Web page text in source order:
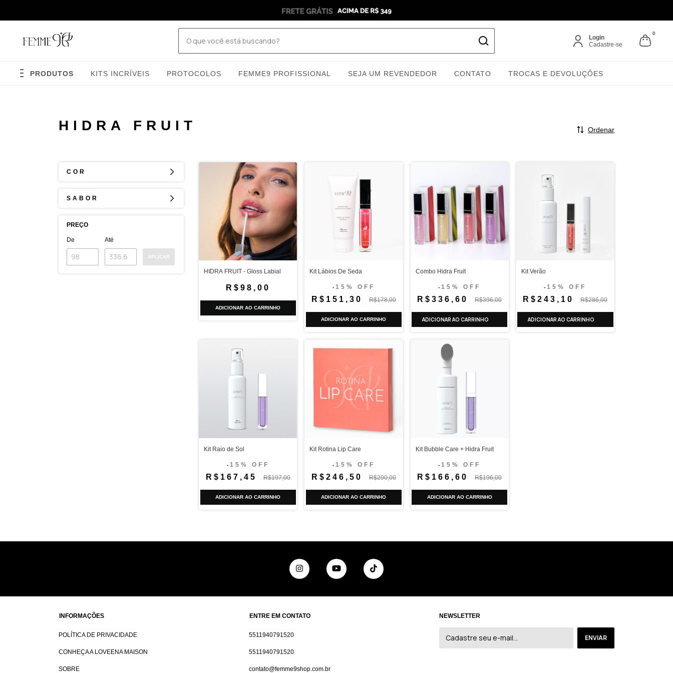
Login
Cadastre-se
0
PRODUTOS KITS INCRÍVEIS PROTOCOLOS FEMME9 PROFISSIONAL SEJA UM REVENDEDOR CONTATO TROCAS E DEVOLUÇÕES
HIDRA FRUIT Ordenar
COR
SABOR
PREÇO
De Até
APLICAR
HIDRA FRUIT - Gloss Labial
R$98,00
ADICIONAR AO CARRINHO
Kit Lábios De Seda
- 15% OFF
R$151,30 R$178,00
ADICIONAR AO CARRINHO
Combo Hidra Fruit
- 15% OFF
R$336,60 R$396,00
Kit Verão
- 15% OFF
R$243,10 R$286,00
Kit Raio de Sol
- 15% OFF
R$167,45 R$197,00
ADICIONAR AO CARRINHO
Kit Rotina Lip Care
- 15% OFF
R$246,50 R$290,00
ADICIONAR AO CARRINHO
Kit Bubble Care + Hidra Fruit
- 15% OFF
R$166,60 R$196,00
ADICIONAR AO CARRINHO
INFORMAÇÕES
POLÍTICA DE PRIVACIDADE
CONHEÇA A LOVEENA MAISON
SOBRE
ENTRE EM CONTATO
5511940791520
5511940791520
contato@femme9shop.com.br
NEWSLETTER